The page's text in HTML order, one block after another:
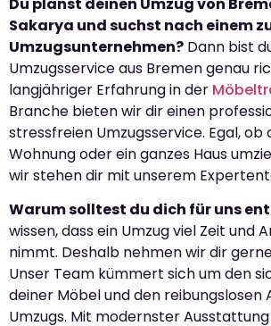
Sakarya und suchst nach einem
Umzugsunternehmen? Dann bist
Umzugsservice aus Bremen genau
langjähriger Erfahrung in der
Branche bieten wir dir einen
stressfreien Umzugsservice. Egal, ob
Wohnung oder ein ganzes Haus
wir stehen dir mit unserem
Warum solltest du dich für uns
wissen, dass ein Umzug viel Zeit und
nimmt. Deshalb nehmen wir dir
Unser Team kümmert sich um den
deiner Möbel und den reibungslosen
Umzugs. Mit modernster